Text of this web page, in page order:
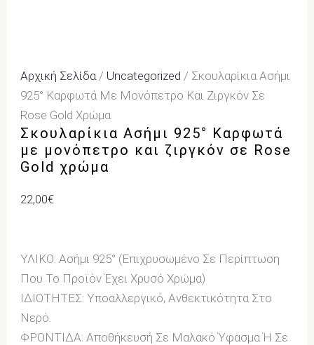
Αρχική Σελίδα / Uncategorized / Σκουλαρίκια Ασήμι
925° Καρφωτά Με Μονόπετρο Και Ζιργκόν Σε
Rose Gold Χρώμα
Σκουλαρίκια Ασήμι 925° Καρφωτά
με μονόπετρο και ζιργκόν σε Rose
Gold χρώμα
22,00€
ΥΛΙΚΟ: Ασήμι 925° (Επιχρυσωμένο Σε Περίπτωση
Που Το Προϊόν Έχει Χρυσό Χρώμα)
ΙΔΙΟΤΗΤΕΣ: Υποαλλεργικό, Ανθεκτικότητα Στο
Νερό.
ΦΡΟΝΤΙΔΑ: Αποθήκευσή Σε Μαλακό Ύφασμα Ή Σε